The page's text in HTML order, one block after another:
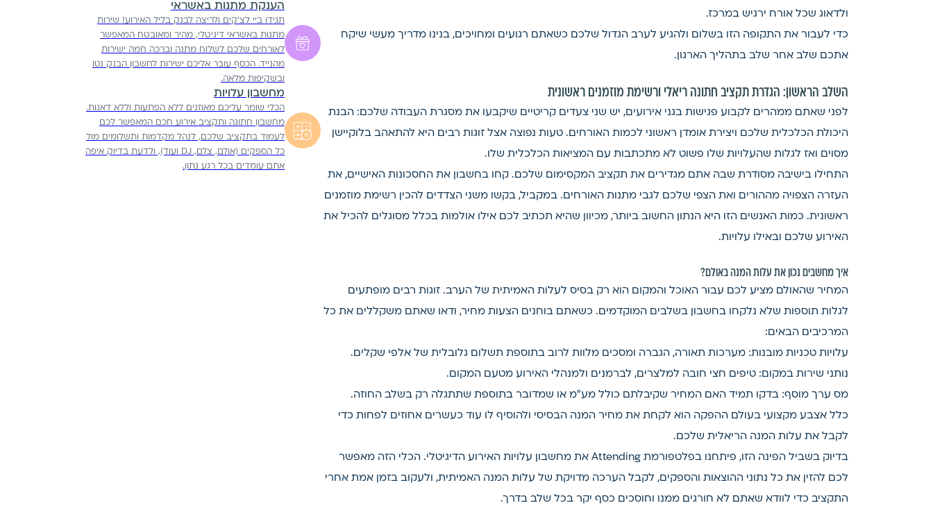
ולדאוג שכל אורח ירגיש במרכז.
כדי לעבור את התקופה הזו בשלום ולהגיע לערב הגדול שלכם כשאתם רגועים ומחויכים, בנינו מדריך מעשי שיקח
אתכם שלב אחר שלב בתהליך הארגון.
השלב הראשון: הגדרת תקציב חתונה ריאלי ורשימת מוזמנים ראשונית
לפני שאתם ממהרים לקבוע פגישות בגני אירועים, יש שני צעדים קריטיים שיקבעו את מסגרת העבודה שלכם: הבנת
היכולת הכלכלית שלכם ויצירת אומדן ראשוני לכמות האורחים. טעות נפוצה אצל זוגות רבים היא להתאהב בלוקיישן
מסוים ואז לגלות שהעלויות שלו פשוט לא מתכתבות עם המציאות הכלכלית שלו.
התחילו בישיבה מסודרת שבה אתם מגדירים את תקציב המקסימום שלכם. קחו בחשבון את החסכונות האישיים, את
העזרה הצפויה מההורים ואת הצפי שלכם לגבי מתנות האורחים. במקביל, בקשו משני הצדדים להכין רשימת מוזמנים
ראשונית. כמות האנשים הזו היא הנתון החשוב ביותר, מכיוון שהיא תכתיב לכם אילו אולמות בכלל מסוגלים להכיל את
האירוע שלכם ובאילו עלויות.
איך מחשבים נכון את עלות המנה באולם?
המחיר שהאולם מציע לכם עבור האוכל והמקום הוא רק בסיס לעלות האמיתית של הערב. זוגות רבים מופתעים
לגלות תוספות שלא נלקחו בחשבון בשלבים המוקדמים. כשאתם בוחנים הצעות מחיר, ודאו שאתם משקללים את כל
המרכיבים הבאים:
עלויות טכניות מובנות: מערכות תאורה, הגברה ומסכים מלוות לרוב בתוספת תשלום גלובלית של אלפי שקלים.
נותני שירות במקום: טיפים חצי חובה למלצרים, לברמנים ולמנהלי האירוע מטעם המקום.
מס ערך מוסף: בדקו תמיד האם המחיר שקיבלתם כולל מע"מ או שמדובר בתוספת שתתגלה רק בשלב החוזה.
כלל אצבע מקצועי בעולם ההפקה הוא לקחת את מחיר המנה הבסיסי ולהוסיף לו עוד כעשרים אחוזים לפחות כדי
לקבל את עלות המנה הריאלית שלכם.
בדיוק בשביל הפינה הזו, פיתחנו בפלטפורמת Attending את מחשבון עלויות האירוע הדיגיטלי. הכלי הזה מאפשר
לכם להזין את כל נתוני ההוצאות והספקים, לקבל הערכה מדויקת של עלות המנה האמיתית, ולעקוב בזמן אמת אחרי
התקציב כדי לוודא שאתם לא חורגים ממנו וחוסכים כסף יקר בכל שלב בדרך.
הענקת מתנות באשראי
תגידו ביי לצ'קים ולריצה לבנק בליל האירוע! שירות
מתנות באשראי דיגיטלי, מהיר ומאובטח המאפשר
לאורחים שלכם לשלוח מתנה וברכה חמה ישירות
מהנייד. הכסף עובר אליכם ישירות לחשבון הבנק נטו
ובשקיפות מלאה.
מחשבון עלויות
הכלי שומר עליכם מאוזנים ללא הפתעות וללא דאגות.
מחשבון חתונה ותקציב אירוע חכם המאפשר לכם
לעמוד בתקציב שלכם, לנהל מקדמות ותשלומים מול
כל הספקים (אולם, צלם, DJ ועוד), ולדעת בדיוק איפה
אתם עומדים בכל רגע נתון.